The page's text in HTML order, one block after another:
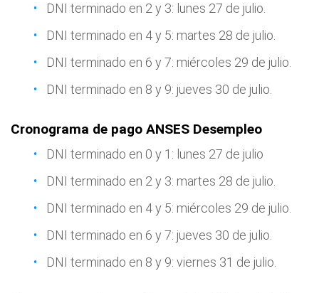
DNI terminado en 2 y 3: lunes 27 de julio.
DNI terminado en 4 y 5: martes 28 de julio.
DNI terminado en 6 y 7: miércoles 29 de julio.
DNI terminado en 8 y 9: jueves 30 de julio.
Cronograma de pago ANSES Desempleo
DNI terminado en 0 y 1: lunes 27 de julio
DNI terminado en 2 y 3: martes 28 de julio.
DNI terminado en 4 y 5: miércoles 29 de julio.
DNI terminado en 6 y 7: jueves 30 de julio.
DNI terminado en 8 y 9: viernes 31 de julio.